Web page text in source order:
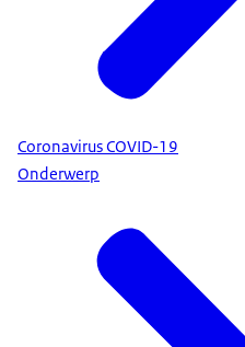
Coronavirus COVID-19
Onderwerp